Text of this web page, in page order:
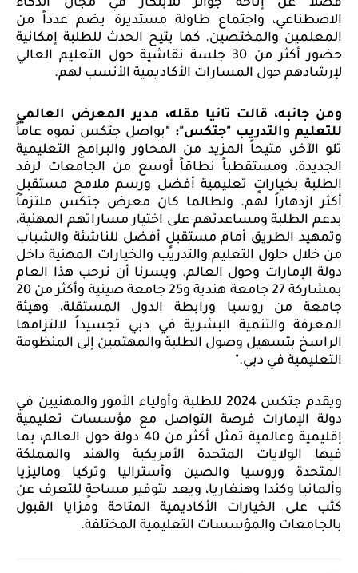
فضلاً عن إتاحة جوائز للابتكار في مجال الذكاء
الاصطناعي، واجتماع طاولة مستديرة يضم عدداً من
المعلمين والمختصين. كما يتيح الحدث للطلبة إمكانية
حضور أكثر من 30 جلسة نقاشية حول التعليم العالي
لإرشادهم حول المسارات الأكاديمية الأنسب لهم.
ومن جانبه، قالت تانيا مقله، مدير المعرض العالمي
للتعليم والتدريب "جتكس": "يواصل جتكس نموه عاماً
تلو الآخر، متيحاً المزيد من المحاور والبرامج التعليمية
الجديدة، ومستقطباً نطاقاً أوسع من الجامعات لرفد
الطلبة بخياراتٍ تعليمية أفضل ورسم ملامح مستقبلٍ
أكثر ازدهاراً لهم. ولطالما كان معرض جتكس ملتزماً
بدعم الطلبة ومساعدتهم على اختيار مساراتهم المهنية،
وتمهيد الطريق أمام مستقبلٍ أفضل للناشئة والشباب
من خلال حلول التعليم والتدريب والخيارات المهنية داخل
دولة الإمارات وحول العالم. ويسرنا أن نرحب هذا العام
بمشاركة 27 جامعة هندية و25 جامعة صينية وأكثر من 20
جامعة من روسيا ورابطة الدول المستقلة، وهيئة
المعرفة والتنمية البشرية في دبي تجسيداً لالتزامها
الراسخ بتسهيل وصول الطلبة والمهتمين إلى المنظومة
التعليمية في دبي."
ويقدم جتكس 2024 للطلبة وأولياء الأمور والمهنيين في
دولة الإمارات فرصة التواصل مع مؤسسات تعليمية
إقليمية وعالمية تمثل أكثر من 40 دولة حول العالم، بما
فيها الولايات المتحدة الأمريكية والهند والمملكة
المتحدة وروسيا والصين وأستراليا وتركيا وماليزيا
وألمانيا وكندا وهنغاريا، ويعد بتوفير مساحةٍ للتعرف عن
كثب على الخيارات الأكاديمية المتاحة ومزايا القبول
بالجامعات والمؤسسات التعليمية المختلفة.